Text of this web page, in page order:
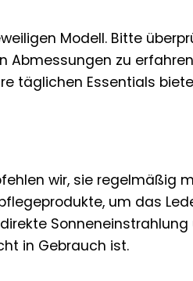
Modell. Bitte
Abmessungen zu
täglichen Essentials
wir, sie regelmäßig
um das
Sonneneinstrahlung
in Gebrauch ist.